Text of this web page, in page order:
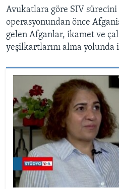
Avukatlara göre SIV
operasyonundan önce
gelen Afganlar, ikamet ve
yeşilkartlarını alma yolunda